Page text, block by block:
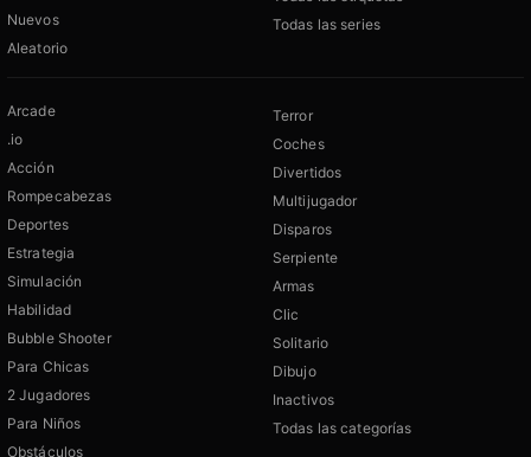
Nuevos
Aleatorio
Todas las series
Arcade
.io
Acción
Rompecabezas
Deportes
Estrategia
Simulación
Habilidad
Bubble Shooter
Para Chicas
2 Jugadores
Para Niños
Obstáculos
Terror
Coches
Divertidos
Multijugador
Disparos
Serpiente
Armas
Clic
Solitario
Dibujo
Inactivos
Todas las categorías